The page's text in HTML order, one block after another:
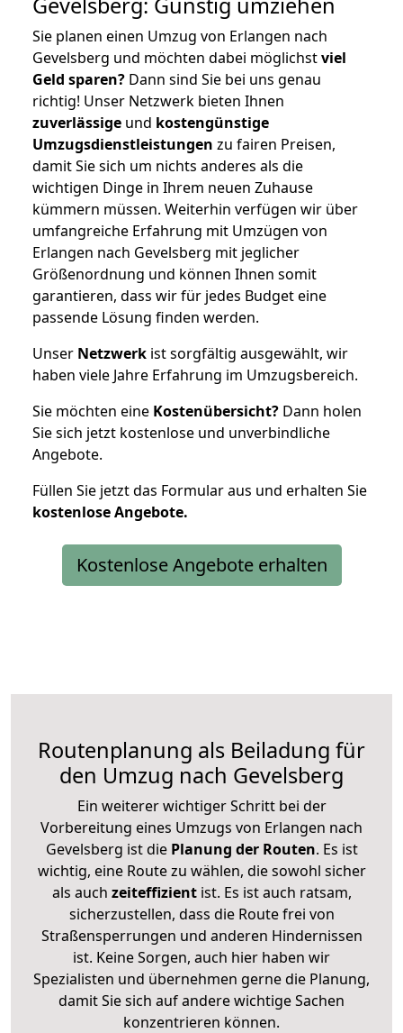
Sie planen einen Umzug von Erlangen nach
Gevelsberg und möchten dabei möglichstviel
Geld sparen? Dann sind Sie bei uns genau
richtig! Unser Netzwerk bieten Ihnen
zuverlässige und kostengünstige
Umzugsdienstleistungen zu fairen Preisen,
damit Sie sich um nichts anderes als die
wichtigen Dinge in Ihrem neuen Zuhause
kümmern müssen. Weiterhin verfügen wir über
umfangreiche Erfahrung mit Umzügen von
Erlangen nach Gevelsberg mit jeglicher
Größenordnung und können Ihnen somit
garantieren, dass wir für jedes Budget eine
passende Lösung finden werden.
Unser Netzwerk ist sorgfältig ausgewählt, wir
haben viele Jahre Erfahrung im Umzugsbereich.
Sie möchten eine Kostenübersicht? Dann holen
Sie sich jetzt kostenlose und unverbindliche
Angebote.
Füllen Sie jetzt das Formular aus und erhalten Sie
kostenloseAngebote.
Kostenlose Angebote erhalten
Routenplanung als Beiladung für
den Umzug nach Gevelsberg
Ein weiterer wichtiger Schritt bei der
Vorbereitung eines Umzugs von Erlangen nach
Gevelsberg ist diePlanung der Routen. Es ist
wichtig, eine Route zu wählen, die sowohl sicher
als auch zeiteffizientist. Es ist auch ratsam,
sicherzustellen, dass die Route frei von
Straßensperrungen und anderen Hindernissen
ist. Keine Sorgen, auch hier haben wir
Spezialisten und übernehmen gerne die Planung,
damit Sie sich auf andere wichtige Sachen
konzentrieren können.